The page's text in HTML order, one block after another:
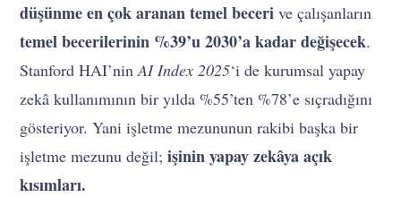
düşünme en çok aranan temel beceri ve çalışanların
temel becerilerinin %39’u 2030’a kadar değişecek.
Stanford HAI’ninAI Index 2025‘i de kurumsal yapay
zekâ kullanımının bir yılda %55’ten %78’e sıçradığını
gösteriyor. Yani işletme mezununun rakibi başka bir
işletme mezunu değil;işinin yapay zekâya açık
kısımları.